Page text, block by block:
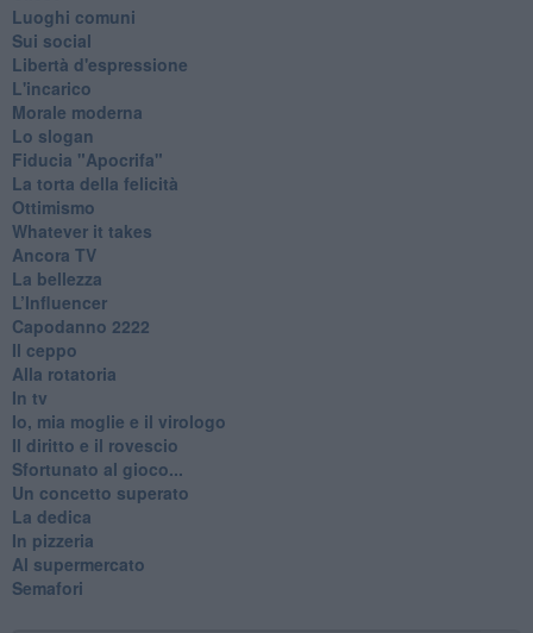
Luoghi comuni
Sui social
Libertà d'espressione
L'incarico
Morale moderna
Lo slogan
Fiducia "Apocrifa"
La torta della felicità
Ottimismo
Whatever it takes
Ancora TV
La bellezza
L’Influencer
​Capodanno 2222
Il ceppo
Alla rotatoria
In tv
Io, mia moglie e il virologo
Il diritto e il rovescio
Sfortunato al gioco...
Un concetto superato
La dedica
In pizzeria
Al supermercato
Semafori